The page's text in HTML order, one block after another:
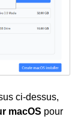
ci-dessus,
macOS pour